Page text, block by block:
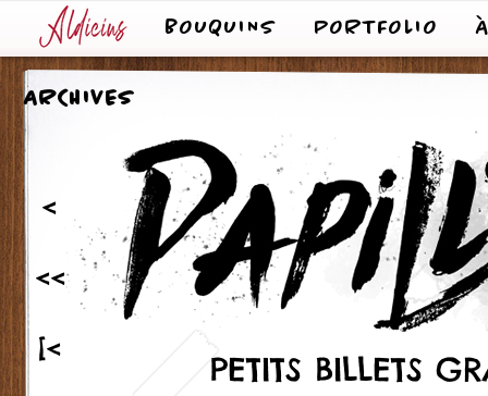
BOUQUINS PORTFOLIO
<
[<
<<
ARCHIVES
PETITS BILLETS